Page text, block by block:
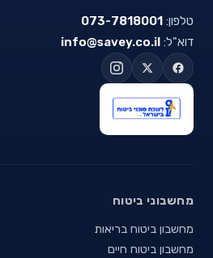
טלפון: 073-7818001
דוא"ל: info@savey.co.il
מחשבוני ביטוח
מחשבון ביטוח בריאות
מחשבון ביטוח חיים